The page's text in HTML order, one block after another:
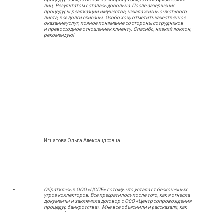
лиц. Результатом осталась довольна. После завершения
процедуры реализации имущества, начала жизнь с чистового
листа, все долги списаны. Особо хочу отметить качественное
оказание услуг, полное понимание со стороны сотрудников
и превосходное отношение к клиенту. Спасибо, низкий поклон,
рекомендую!
Игнатова Ольга Александровна
Обратилась в ООО «ЦСПБ» потому, что устала от бесконечных
угроз коллекторов. Все прекратилось после того, как я отнесла
документы и заключила договор с ООО «Центр сопровождения
процедур банкротства». Мне все объяснили и рассказали, как